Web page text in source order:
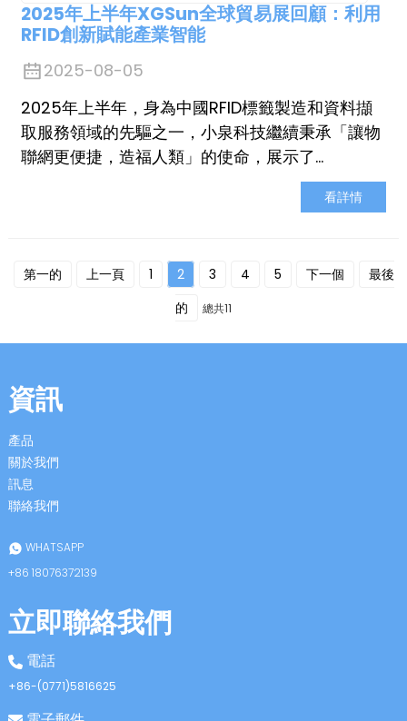
2025年上半年XGSun全球貿易展回顧：利用
RFID創新賦能產業智能
2025-08-05
2025年上半年，身為中國RFID標籤製造和資料擷
取服務領域的先驅之一，小泉科技繼續秉承「讓物
聯網更便捷，造福人類」的使命，展示了…
看詳情
第一的 上一頁 1 2 3 4 5 下一個
最後
的
總共11
資訊
產品
關於我們
訊息
聯絡我們
WHATSAPP
+86 18076372139
立即聯絡我們
電話
+86-(0771)5816625